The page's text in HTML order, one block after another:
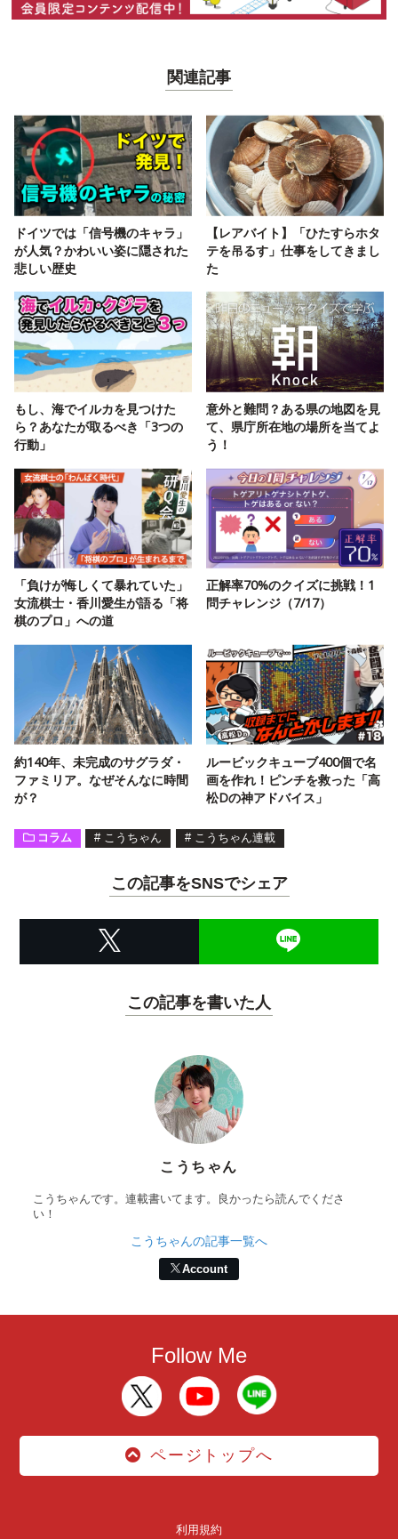
関連記事
ドイツでは「信号機のキャラ」
が人気？かわいい姿に隠された
悲しい歴史
【レアバイト】「ひたすらホタ
テを吊るす」仕事をしてきまし
た
もし、海でイルカを見つけた
ら？あなたが取るべき「3つの
行動」
意外と難問？ある県の地図を見
て、県庁所在地の場所を当てよ
う！
「負けが悔しくて暴れていた」
女流棋士・香川愛生が語る「将
棋のプロ」への道
正解率70%のクイズに挑戦！1
問チャレンジ（7/17）
約140年、未完成のサグラダ・
ファミリア。なぜそんなに時間
が？
ルービックキューブ400個で名
画を作れ！ピンチを救った「高
松Dの神アドバイス」
コラム # こうちゃん # こうちゃん連載
この記事をSNSでシェア
この記事を書いた人
こうちゃん
こうちゃんです。連載書いてます。良かったら読んでくださ
い！
こうちゃんの記事一覧へ
Account
Follow Me
ページトップへ
利用規約